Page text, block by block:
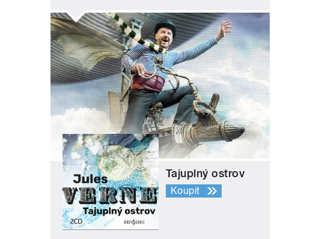
Tajuplný ostrov
Koupit